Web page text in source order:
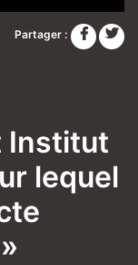
Partager :
Institut
lequel